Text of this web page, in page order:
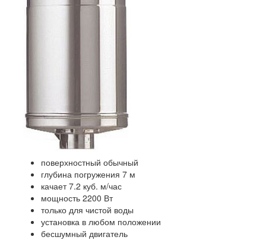
поверхностный обычный
глубина погружения 7 м
качает 7.2 куб. м/час
мощность 2200 Вт
только для чистой воды
установка в любом положении
бесшумный двигатель